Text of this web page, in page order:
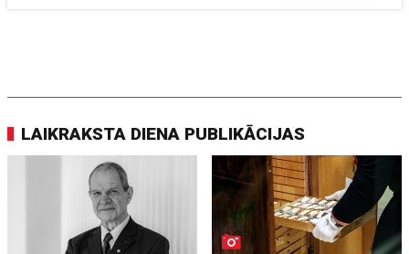
LAIKRAKSTA DIENA PUBLIKĀCIJAS